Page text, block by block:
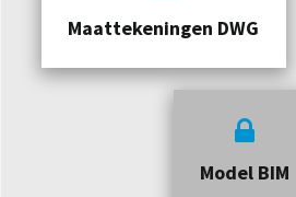
Maattekeningen DWG
Model BIM